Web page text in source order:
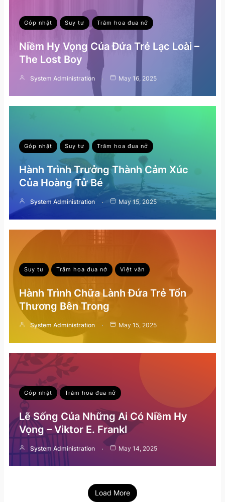
Góp nhặt Suy tư Trăm hoa đua nở
Niềm Hy Vọng Của Đứa Trẻ Lạc Loài –
The Lost Boy
System Administration May 16, 2025
Góp nhặt Suy tư Trăm hoa đua nở
Hành Trình Trưởng Thành Cảm Xúc
Của Hoàng Tử Bé
System Administration May 15, 2025
Suy tư Trăm hoa đua nở Việt văn
Hành Trình Chữa Lành Đứa Trẻ Tổn
Thương Bên Trong
System Administration May 15, 2025
Góp nhặt Trăm hoa đua nở
Lẽ Sống Của Những Ai Có Niềm Hy
Vọng – Viktor E. Frankl
System Administration May 14, 2025
Load More